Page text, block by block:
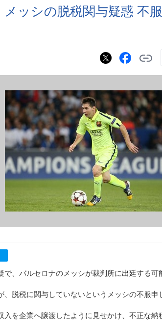
メッシの脱税関与疑惑 不
で、バルセロナのメッシが裁判所に出廷する可
、脱税に関与していないというメッシの不服申
入を企業へ譲渡したように見せかけ、不正な納